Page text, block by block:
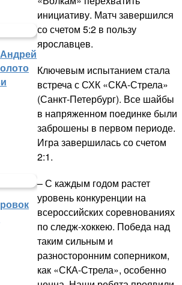
инициативу. Матч завершился
со счетом 5:2 в пользу
ярославцев.
Ключевым испытанием стала
встреча с СХК «СКА-Стрела»
(Санкт-Петербург). Все шайбы
в напряженном поединке были
заброшены в первом периоде.
Игра завершилась со счетом
2:1.
– С каждым годом растет
уровень конкуренции на
всероссийских соревнованиях
по следж-хоккею. Победа над
таким сильным и
разносторонним соперником,
как «СКА-Стрела», особенно